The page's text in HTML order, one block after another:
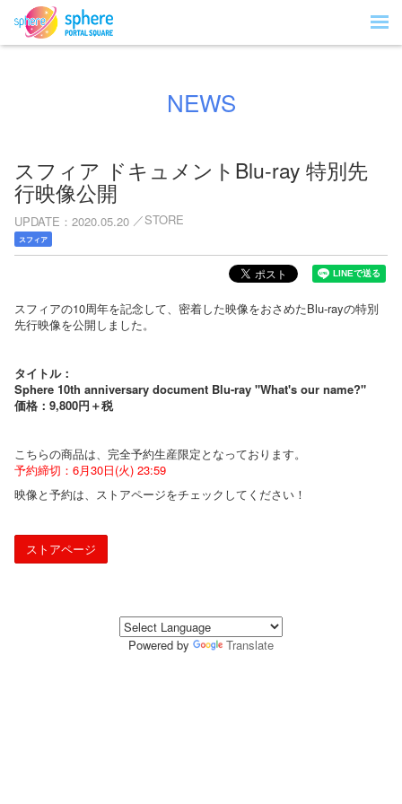
NEWS
スフィア ドキュメントBlu-ray 特別先
行映像公開
UPDATE 2020.05.20 STORE
スフィア
スフィアの10周年を記念して、密着した映像をおさめたBlu-rayの特別
先行映像を公開しました。
タイトル：
Sphere 10th anniversary document Blu-ray "What's our name?"
価格：9,800円＋税
こちらの商品は、完全予約生産限定となっております。
予約締切：6月30日(火) 23:59
映像と予約は、ストアページをチェックしてください！
ストアページ
Powered by Translate